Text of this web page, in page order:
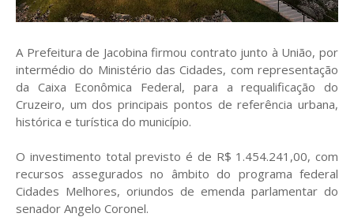
A Prefeitura de Jacobina firmou contrato junto à União, por
intermédio do Ministério das Cidades, com representação
da Caixa Econômica Federal, para a requalificação do
Cruzeiro, um dos principais pontos de referência urbana,
histórica e turística do município.
O investimento total previsto é de R$ 1.454.241,00, com
recursos assegurados no âmbito do programa federal
Cidades Melhores, oriundos de emenda parlamentar do
senador Angelo Coronel.